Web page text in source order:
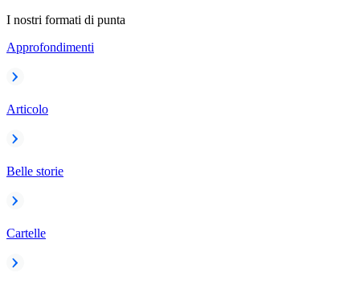
I nostri formati di punta
Approfondimenti
Articolo
Belle storie
Cartelle